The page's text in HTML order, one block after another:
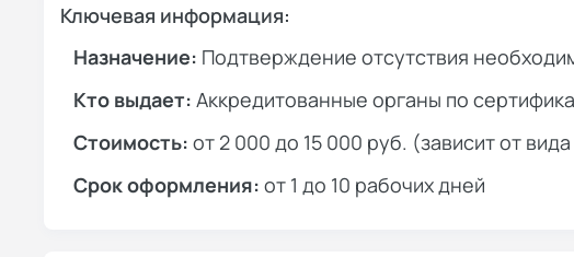
Ключевая информация:
Назначение: Подтверждение отсутствия
Кто выдает: Аккредитованные органы по
Стоимость: от 2 000 до 15 000 руб. (зависит от
Срок оформления: от 1 до 10 рабочих дней